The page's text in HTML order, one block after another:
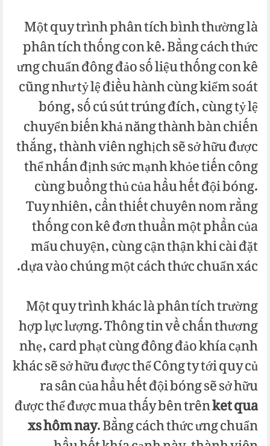
Một quy trình phân tích bình thường là
phân tích thống con kê. Bằng cách thức
ưng chuẩn đông đảo số liệu thống con kê
cũng như tỷ lệ điều hành cùng kiểm soát
bóng, số cú sút trúng đích, cùng tỷ lệ
chuyển biến khả năng thành bàn chiến
thắng, thành viên nghịch sẽ sở hữu được
thể nhấn định sức mạnh khỏe tiến công
cùng buồng thủ của hầu hết đội bóng.
Tuy nhiên, cần thiết chuyên nom rằng
thống con kê đơn thuần một phần của
mẩu chuyện, cùng cận thận khi cài đặt
dựa vào chúng một cách thức chuẩn xác.
Một quy trình khác là phân tích trường
hợp lực lượng. Thông tin về chấn thương
nhẹ, card phạt cùng đông đảo khía cạnh
khác sẽ sở hữu được thể Công ty tới quy củ
ra sân của hầu hết đội bóng sẽ sở hữu
được thể được mua thấy bên trênket qua
xs hôm nay. Bằng cách thức ưng chuẩn